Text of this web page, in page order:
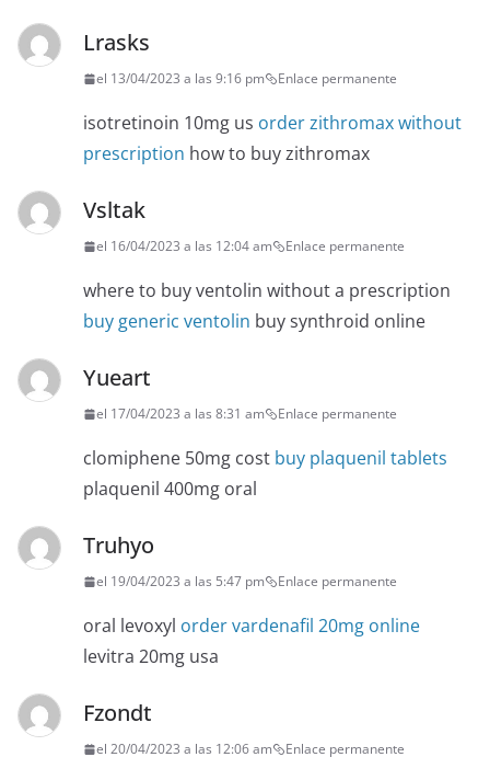
Lrasks
el 13/04/2023 a las 9:16 pm Enlace permanente
isotretinoin 10mg us order zithromax without
prescription how to buy zithromax
Vsltak
el 16/04/2023 a las 12:04 am Enlace permanente
where to buy ventolin without a prescription
buy generic ventolin buy synthroid online
Yueart
el 17/04/2023 a las 8:31 am Enlace permanente
clomiphene 50mg cost buy plaquenil tablets
plaquenil 400mg oral
Truhyo
el 19/04/2023 a las 5:47 pm Enlace permanente
oral levoxyl order vardenafil 20mg online
levitra 20mg usa
Fzondt
el 20/04/2023 a las 12:06 am Enlace permanente